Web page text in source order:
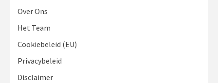
Over Ons
Het Team
Cookiebeleid (EU)
Privacybeleid
Disclaimer